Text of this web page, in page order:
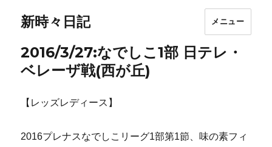
新時々日記 メニュー
2016/3/27:なでしこ1部 日テレ・
ベレーザ戦(西が丘)
【レッズレディース】
2016プレナスなでしこリーグ1部第1節、味の素フィ